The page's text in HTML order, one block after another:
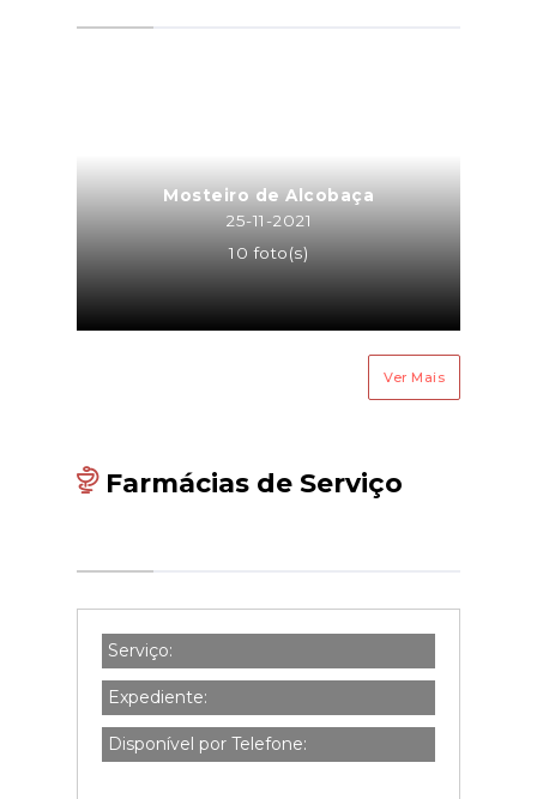
Mosteiro de Alcobaça
25-11-2021
10 foto(s)
Ver Mais
Farmácias de Serviço
Serviço:
Expediente:
Disponível por Telefone: